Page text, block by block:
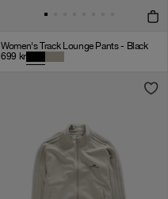
Women's Track Lounge Pants - Black
699 kr